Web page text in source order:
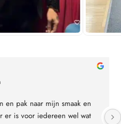
en pak naar mijn smaak en
er is voor iedereen wel wat